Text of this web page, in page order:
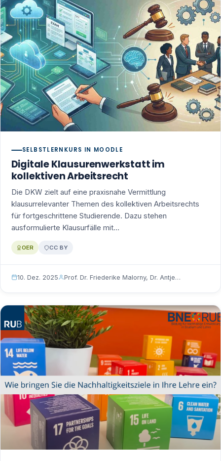
SELBSTLERNKURS IN MOODLE
Digitale Klausurenwerkstatt im
kollektiven Arbeitsrecht
Die DKW zielt auf eine praxisnahe Vermittlung
klausurrelevanter Themen des kollektiven Arbeitsrechts
für fortgeschrittene Studierende. Dazu stehen
ausformulierte Klausurfälle mit…
OER CC BY
10. Dez. 2025 Prof. Dr. Friederike Malorny, Dr. Antje…